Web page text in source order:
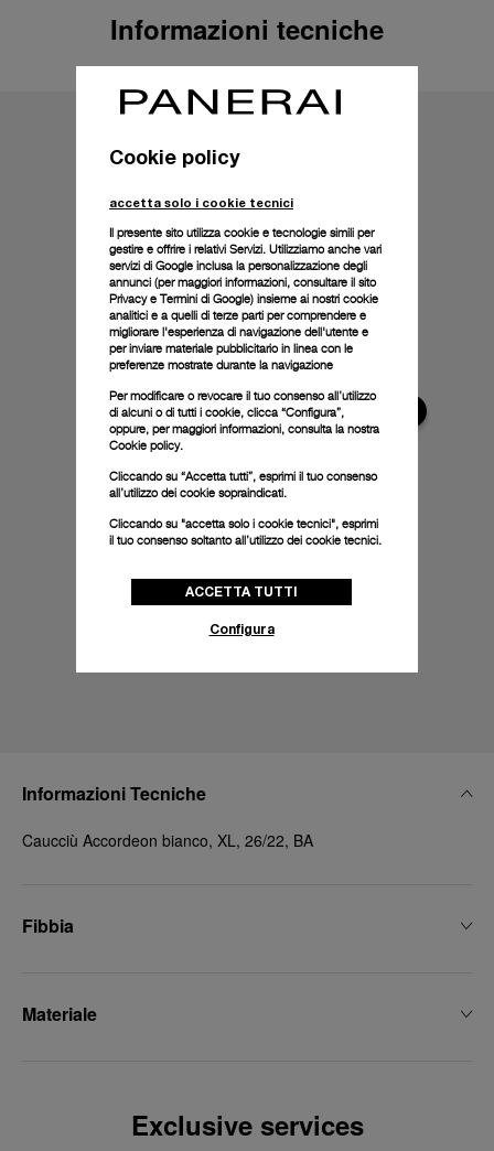
Informazioni tecniche
Informazioni Tecniche
Caucciù Accordeon bianco, XL, 26/22, BA
Fibbia
Materiale
Exclusive services
Cookie policy
accetta solo i cookie tecnici
Il presente sito utilizza cookie e tecnologie simili per
gestire e offrire i relativi Servizi. Utilizziamo anche vari
servizi di Google inclusa la personalizzazione degli
annunci (per maggiori informazioni, consultare il sito
Privacy e Termini di Google) insieme ai nostri cookie
analitici e a quelli di terze parti per comprendere e
migliorare l'esperienza di navigazione dell'utente e
per inviare materiale pubblicitario in linea con le
preferenze mostrate durante la navigazione
Per modificare o revocare il tuo consenso all’utilizzo
di alcuni o di tutti i cookie, clicca “Configura”,
oppure, per maggiori informazioni, consulta la nostra
Cookie policy.
Cliccando su “Accetta tutti”, esprimi il tuo consenso
all’utilizzo dei cookie sopraindicati.
Cliccando su "accetta solo i cookie tecnici", esprimi
il tuo consenso soltanto all’utilizzo dei cookie tecnici.
ACCETTA TUTTI
Configura